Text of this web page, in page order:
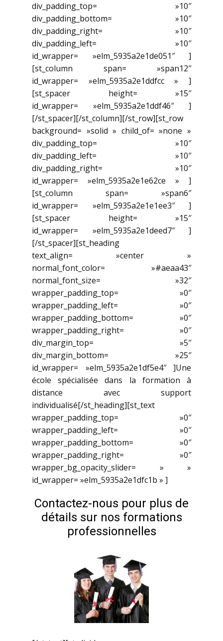
div_padding_top= »10″
div_padding_bottom= »10″
div_padding_right= »10″
div_padding_left= »10″
id_wrapper= »elm_5935a2e1de051″ ]
[st_column span= »span12″
id_wrapper= »elm_5935a2e1ddfcc » ]
[st_spacer height= »15″
id_wrapper= »elm_5935a2e1ddf46″ ]
[/st_spacer][/st_column][/st_row][st_row
background= »solid » child_of= »none »
div_padding_top= »10″
div_padding_left= »10″
div_padding_right= »10″
id_wrapper= »elm_5935a2e1e62ce » ]
[st_column span= »span6″
id_wrapper= »elm_5935a2e1e1ee3″ ]
[st_spacer height= »15″
id_wrapper= »elm_5935a2e1deed7″ ]
[/st_spacer][st_heading
text_align= »center »
normal_font_color= »#aeaa43″
normal_font_size= »32″
wrapper_padding_top= »0″
wrapper_padding_left= »0″
wrapper_padding_bottom= »0″
wrapper_padding_right= »0″
div_margin_top= »5″
div_margin_bottom= »25″
id_wrapper= »elm_5935a2e1df5e4″ ]Une
école spécialisée dans la formation à
distance avec support
individualisé[/st_heading][st_text
wrapper_padding_top= »0″
wrapper_padding_left= »0″
wrapper_padding_bottom= »0″
wrapper_padding_right= »0″
wrapper_bg_opacity_slider= » »
id_wrapper= »elm_5935a2e1dfc1b » ]
Contactez-nous pour plus de
détails sur nos formations
professionnelles